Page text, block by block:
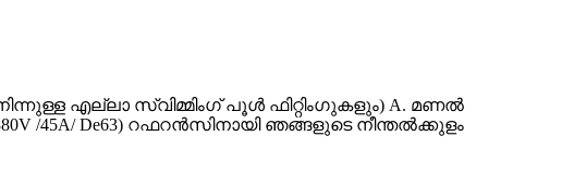
എല്ലാ സ്വിമ്മിംഗ് പൂൾ ഫിറ്റിംഗുകളും) A. മണൽ
380V /45A/ De63) റഫറൻസിനായി ഞങ്ങളുടെ നീന്തൽക്കുളം